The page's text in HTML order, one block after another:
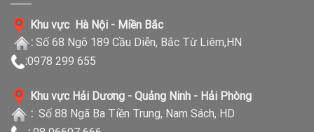
Khu vực Hà Nội - Miền Bắc
: Số 68 Ngõ 189 Cầu Diễn, Bắc Từ Liêm,HN
:0978 299 655
Khu vực Hải Dương - Quảng Ninh - Hải Phòng
: Số 88 Ngã Ba Tiền Trung, Nam Sách, HD